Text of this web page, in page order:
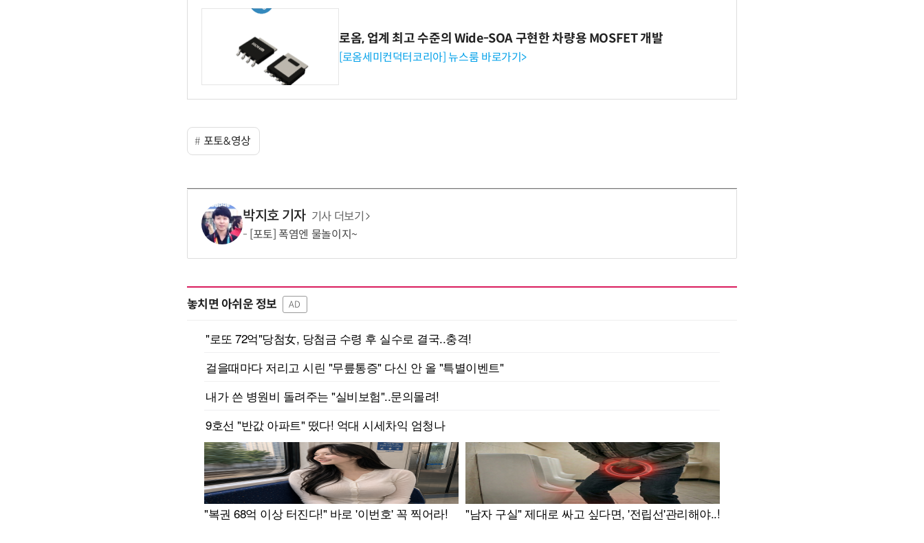
로옴, 업계 최고 수준의 Wide-SOA 구현한 차량용 MOSFET 개발
[로옴세미컨덕터코리아] 뉴스룸 바로가기>
포토&영상
박지호 기자 기사 더보기
[포토] 폭염엔 물놀이지~
놓치면 아쉬운 정보 AD